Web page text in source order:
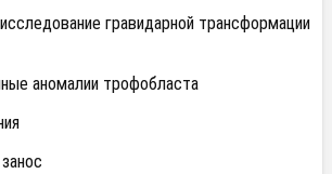
гравидарной трансформации
аномалии трофобласта